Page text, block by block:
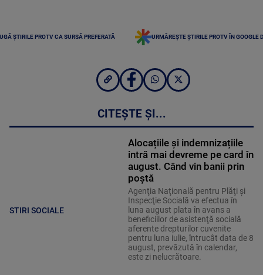
ȘTIRILE PROTV CA SURSĂ PREFERATĂ URMĂREȘTE ȘTIRILE PROTV ÎN GOOGLE
CITEȘTE ȘI...
STIRI SOCIALE
Alocațiile și indemnizațiile
intră mai devreme pe card în
august. Când vin banii prin
poștă
Agenţia Naţională pentru Plăţi şi
Inspecţie Socială va efectua în
luna august plata în avans a
beneficiilor de asistenţă socială
aferente drepturilor cuvenite
pentru luna iulie, întrucât data de 8
august, prevăzută în calendar,
este zi nelucrătoare.